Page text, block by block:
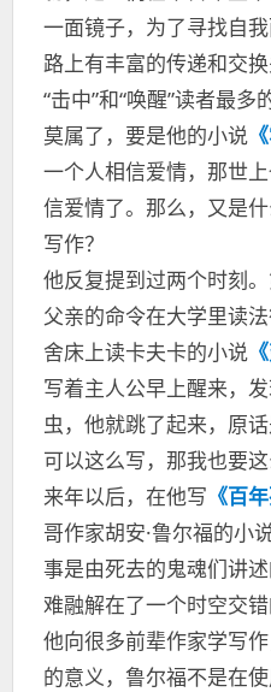
一面镜子，为了寻找自
路上有丰富的传递和交换
“击中”和“唤醒”读者最
莫属了，要是他的小说
一个人相信爱情，那世
信爱情了。那么，又是
写作？
他反复提到过两个时刻
父亲的命令在大学里读
舍床上读卡夫卡的小说
写着主人公早上醒来，
虫，他就跳了起来，原
可以这么写，那我也要
来年以后，在他写 《百
哥作家胡安·鲁尔福的小
事是由死去的鬼魂们讲
难融解在了一个时空交
他向很多前辈作家学写
的意义，鲁尔福不是在